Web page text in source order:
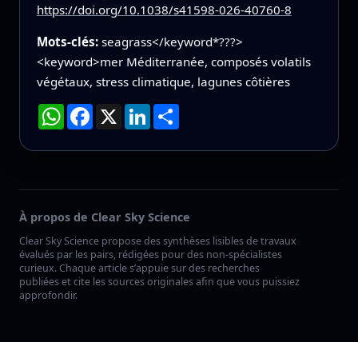
https://doi.org/10.1038/s41598-026-40760-8
Mots-clés: seagrass</keyword*???>
<keyword>mer Méditerranée, composés volatils
végétaux, stress climatique, lagunes côtières
WhatsApp
Facebook
X LinkedInPartager
À propos de Clear Sky Science
Clear Sky Science propose des synthèses lisibles de travaux
évalués par les pairs, rédigées pour des non-spécialistes
curieux. Chaque article s’appuie sur des recherches
publiées et cite les sources originales afin que vous puissiez
approfondir.